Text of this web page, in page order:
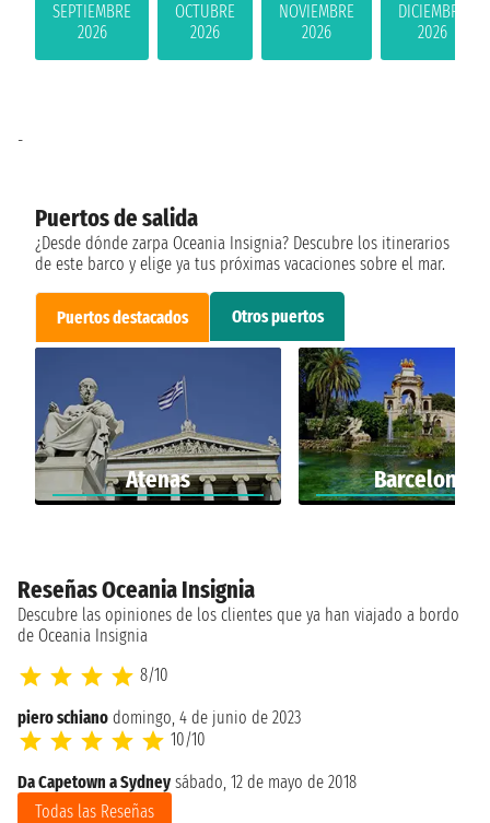
SEPTIEMBRE
2026
OCTUBRE
2026
NOVIEMBRE
2026
DICIEMBRE
2026
Puertos de salida
¿Desde dónde zarpa Oceania Insignia? Descubre los itinerarios
de este barco y elige ya tus próximas vacaciones sobre el mar.
Puertos destacados Otros puertos
Atenas Barcelona
-
Reseñas Oceania Insignia
Descubre las opiniones de los clientes que ya han viajado a bordo
de Oceania Insignia
8/10
piero schiano domingo, 4 de junio de 2023
10/10
Da Capetown a Sydney sábado, 12 de mayo de 2018
Todas las Reseñas